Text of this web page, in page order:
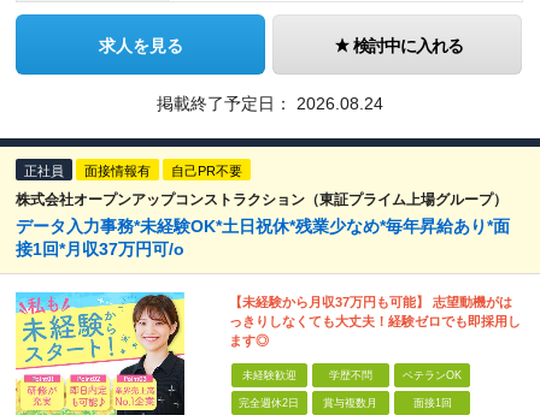
求人を見る 検討中に入れる
掲載終了予定日： 2026.08.24
正社員 面接情報有 自己PR不要
株式会社オープンアップコンストラクション（東証プライム上場グループ）
データ入力事務*未経験OK*土日祝休*残業少なめ*毎年昇給あり*面
接1回*月収37万円可/o
【未経験から月収37万円も可能】 志望動機がは
っきりしなくても大丈夫！経験ゼロでも即採用し
ます◎
未経験歓迎 学歴不問 ベテランOK
完全週休2日 賞与複数月 面接1回